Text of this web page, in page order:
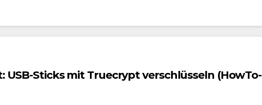
USB-Sticks mit Truecrypt verschlüsseln (HowTo-